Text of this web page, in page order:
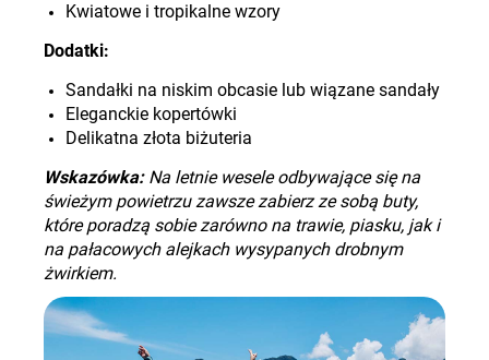
Kwiatowe i tropikalne wzory
Dodatki:
Sandałki na niskim obcasie lub wiązane sandały
Eleganckie kopertówki
Delikatna złota biżuteria
Wskazówka:Na letnie wesele odbywające się na
świeżym powietrzu zawsze zabierz ze sobą buty,
które poradzą sobie zarówno na trawie, piasku, jak i
na pałacowych alejkach wysypanych drobnym
żwirkiem.